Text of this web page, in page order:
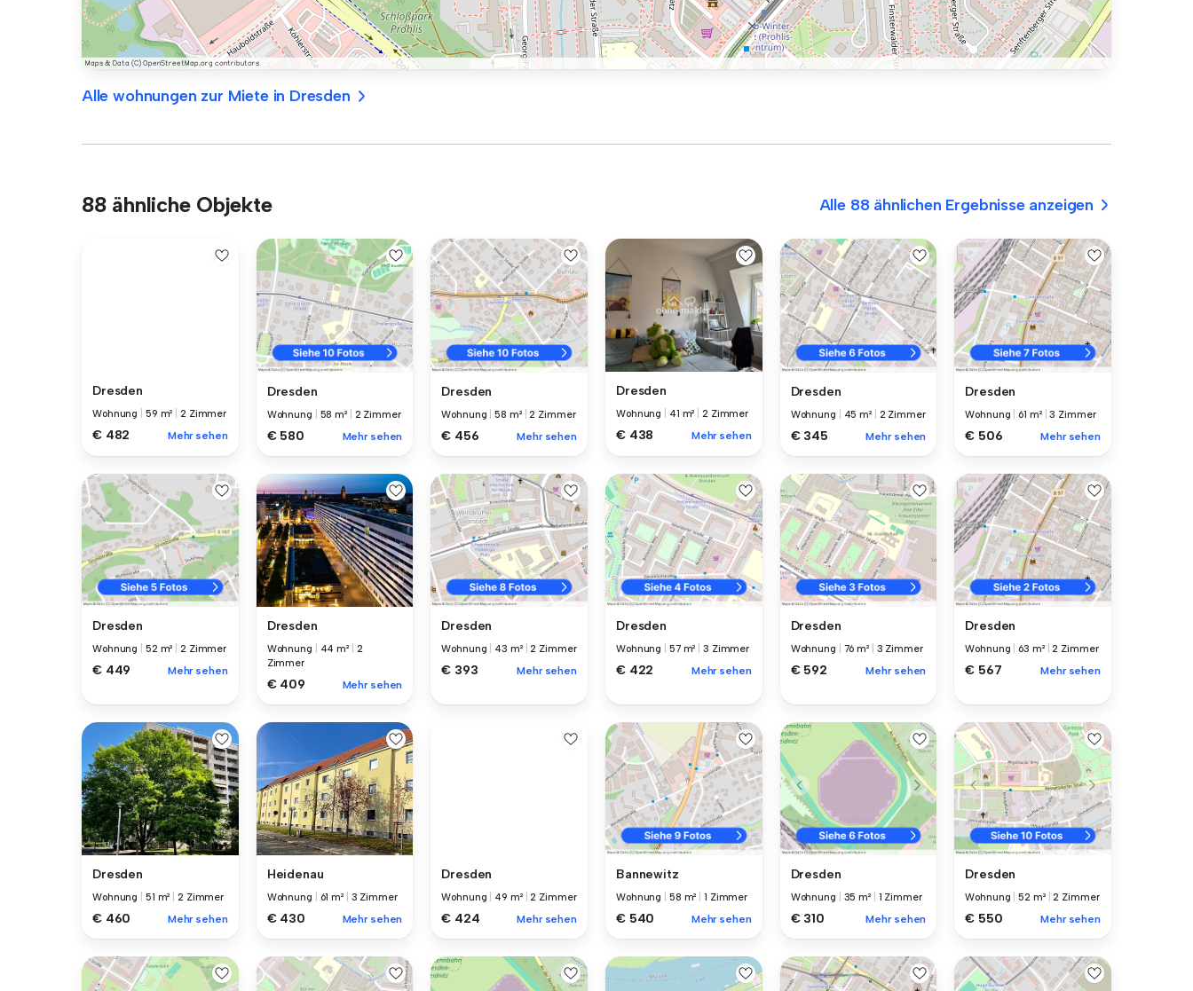
Alle wohnungen zur Miete in Dresden
88 ähnliche Objekte Alle 88 ähnlichen Ergebnisse anzeigen
Dresden
Wohnung 59 m² |2 Zimmer
€ 482 Mehr sehen
Dresden
Wohnung 58 m² 2 Zimmer
€ 580 Mehr sehen
Dresden
Wohnung |58 m² 2 Zimmer
€ 456 Mehr sehen
Dresden
Wohnung 41 m² 2 Zimmer
€ 438 Mehr sehen
Dresden
Wohnung 45 m² 2 Zimmer
€ 345 Mehr sehen
Dresden
Wohnung 61 m² |3 Zimmer
€ 506 Mehr sehen
Dresden
Wohnung 52 m² |2 Zimmer
€ 449 Mehr sehen
Dresden
Wohnung 44 m²
2
Zimmer
€ 409 Mehr sehen
Dresden
Wohnung 43 m² |2 Zimmer
€ 393 Mehr sehen
Dresden
Wohnung 57 m² 3 Zimmer
€ 422 Mehr sehen
Dresden
Wohnung 76 m² 3 Zimmer
€ 592 Mehr sehen
Dresden
Wohnung 63 m² |2 Zimmer
€ 567 Mehr sehen
Dresden
Wohnung 51 m² |2 Zimmer
€ 460 Mehr sehen
Heidenau
Wohnung 61 m² 3 Zimmer
€ 430 Mehr sehen
Dresden
Wohnung 49 m² |2 Zimmer
€ 424 Mehr sehen
Bannewitz
Wohnung 58 m² 1 Zimmer
€ 540 Mehr sehen
Dresden
Wohnung 35 m² 1 Zimmer
€ 310 Mehr sehen
Dresden
Wohnung |52 m² |2 Zimmer
€ 550 Mehr sehen